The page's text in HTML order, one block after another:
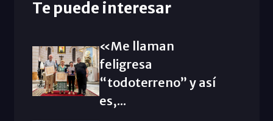
Te puede interesar
«Me llaman
feligresa
“todoterreno” y así
es,...